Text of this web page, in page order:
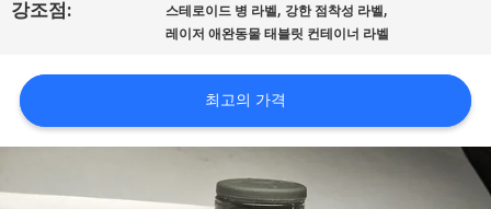
품
질
강조점: 스테로이드 병 라벨, 강한 점착성 라벨,
레이저 애완동물 태블릿 컨테이너 라벨
최고의 가격